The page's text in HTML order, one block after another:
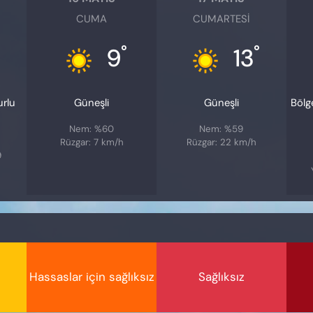
CUMA
9°
Güneşli
Nem: %60
Rüzgar: 7 km/h
CUMARTESI
13°
Güneşli
Nem: %59
Rüzgar: 22 km/h
Hassaslar için sağlıksız Sağlıksız